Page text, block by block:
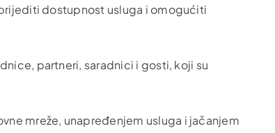
dostupnost usluga i omogućiti
partneri, saradnici i gosti, koji su
mreže, unapređenjem usluga i jačanjem